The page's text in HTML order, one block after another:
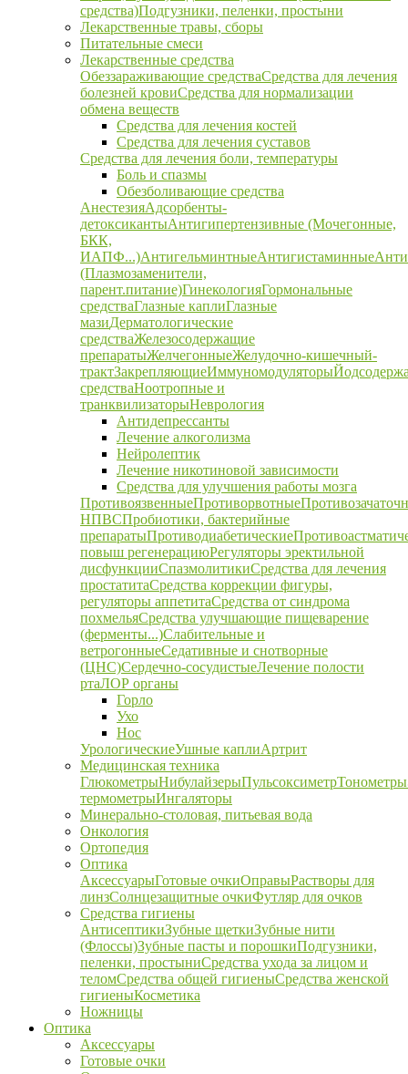
средства)Подгузники, пеленки, простыни
Лекарственные травы, сборы
Питательные смеси
Лекарственные средства
Обеззараживающие средстваСредства для лечения
болезней кровиСредства для нормализации
обмена веществ
Средства для лечения костей
Средства для лечения суставов
Средства для лечения боли, температуры
Боль и спазмы
Обезболивающие средства
АнестезияАдсорбенты-
детоксикантыАнтигипертензивные (Мочегонные,
БКК,
ИАПФ...)АнтигельминтныеАнтигистаминные
(Плазмозаменители,
парент.питание)ГинекологияГормональные
средстваГлазные каплиГлазные
мазиДерматологические
средстваЖелезосодержащие
препаратыЖелчегонныеЖелудочно-кишечный-
трактЗакрепляющиеИммуномодуляторы
средстваНоотропные и
транквилизаторыНеврология
Антидепрессанты
Лечение алкоголизма
Нейролептик
Лечение никотиновой зависимости
Средства для улучшения работы мозга
ПротивоязвенныеПротиворвотные
НПВСПробиотики, бактерийные
препаратыПротиводиабетические
повыш регенерациюРегуляторы эректильной
дисфункцииСпазмолитикиСредства для лечения
простатитаСредства коррекции фигуры,
регуляторы аппетитаСредства от синдрома
похмельяСредства улучшающие пищеварение
(ферменты...)Слабительные и
ветрогонныеСедативные и снотворные
(ЦНС)Сердечно-сосудистыеЛечение полости
ртаЛОР органы
Горло
Ухо
Нос
УрологическиеУшные каплиАртрит
Медицинская техника
ГлюкометрыНибулайзерыПульсоксиметрТонометры
термометрыИнгаляторы
Минерально-столовая, питьевая вода
Онкология
Ортопедия
Оптика
АксессуарыГотовые очкиОправыРастворы для
линзСолнцезащитные очкиФутляр для очков
Средства гигиены
АнтисептикиЗубные щеткиЗубные нити
(Флоссы)Зубные пасты и порошкиПодгузники,
пеленки, простыниСредства ухода за лицом и
теломСредства общей гигиеныСредства женской
гигиеныКосметика
Ножницы
Оптика
Аксессуары
Готовые очки